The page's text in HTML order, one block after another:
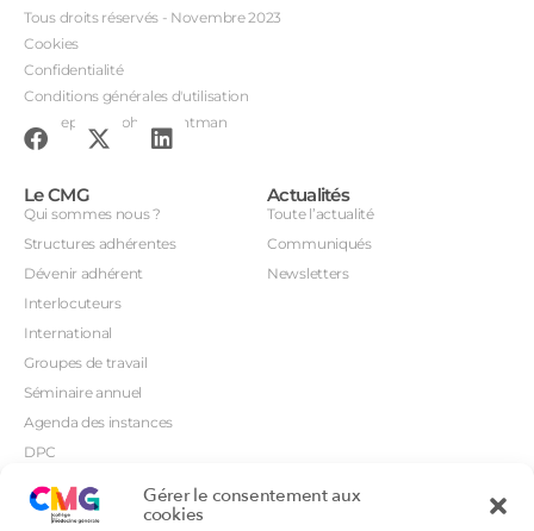
Gérer le consentement aux
cookies
Tous droits réservés - Novembre 2023
Cookies
Confidentialité
Conditions générales d'utilisation
Conception : John Brightman
Le CMG
Qui sommes nous ?
Structures adhérentes
Dévenir adhérent
Interlocuteurs
International
Groupes de travail
Séminaire annuel
Agenda des instances
DPC
Orientations prioritaires
Actualités
Toute l’actualité
Communiqués
Newsletters